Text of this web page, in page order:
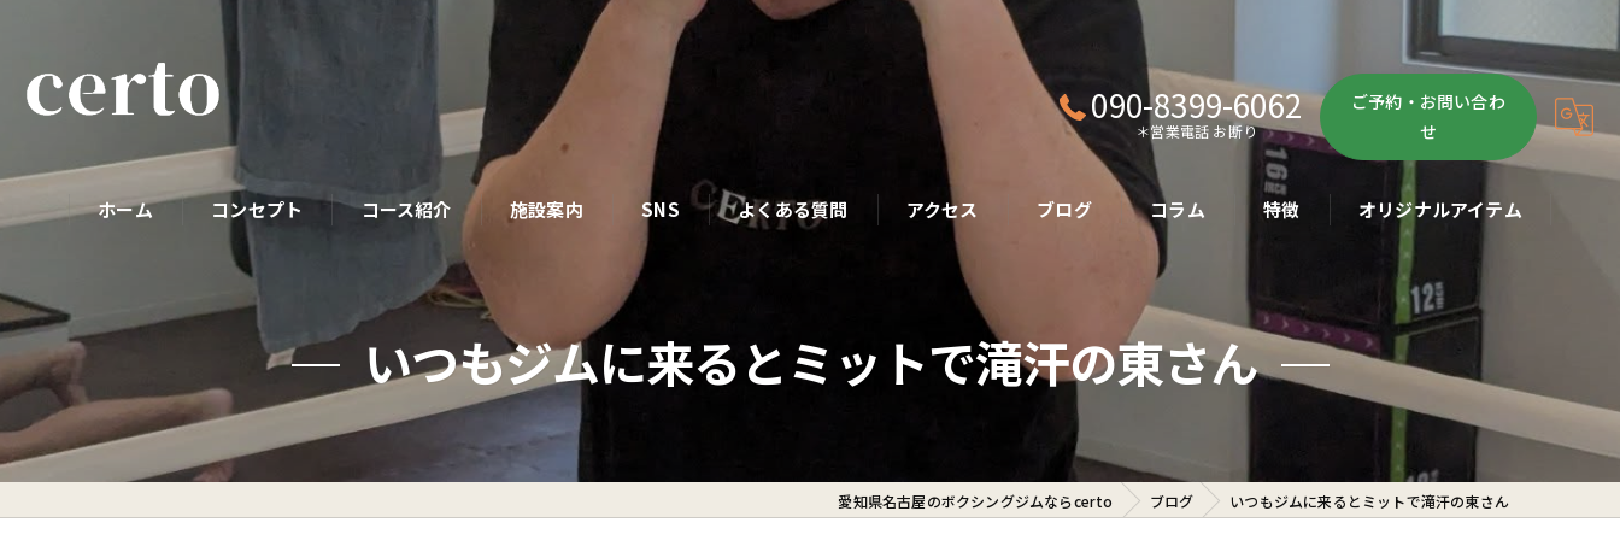
090-8399-6062
＊営業電話 お断り
ご予約・お問い合わ
せ
ホーム コンセプト コース紹介
パーソナルコース
初めての方へ
施設案内 SNS よくある質問 アクセス ブログ コラム 特徴
パーソナル
ボディメイク
ダイエット
オリジナルアイテム
いつもジムに来るとミットで滝汗の東さん
愛知県名古屋のボクシングジムならcerto ブログ いつもジムに来るとミットで滝汗の東さん